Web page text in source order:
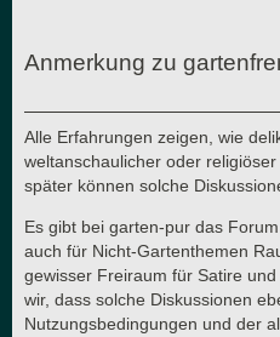
Anmerkung zu
Alle Erfahrungen zeigen, wie
weltanschaulicher oder
später können solche
Es gibt bei garten-pur das
auch für Nicht-Gartenthemen
gewisser Freiraum für Satire
wir, dass solche Diskussionen
Nutzungsbedingungen und der